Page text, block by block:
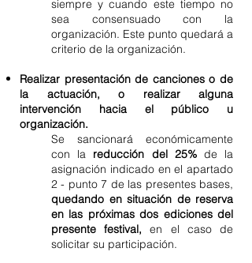
siempre y cuando este tiempo no
sea consensuado con la
organización. Este punto quedará a
criterio de la organización.
Realizar presentación de canciones o de
la actuación, o realizar alguna
intervención hacia el público u
organización.
Se sancionará económicamente
con la reducción del 25%de la
asignación indicado en el apartado
2 - punto 7 de las presentes bases,
quedando en situación de reserva
en las próximas dos ediciones del
presente festival,en el caso de
solicitar su participación.